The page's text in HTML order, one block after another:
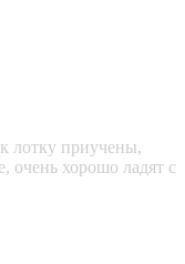
лотку приучены,
очень хорошо ладят с